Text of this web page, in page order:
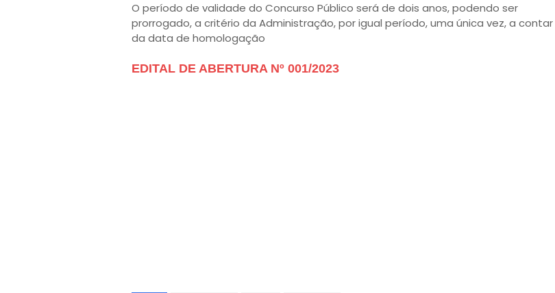
O período de validade do Concurso Público será de dois anos, podendo ser
prorrogado, a critério da Administração, por igual período, uma única vez, a contar
da data de homologação
EDITAL DE ABERTURA Nº 001/2023